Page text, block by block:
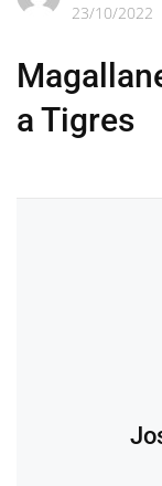
23/10/2022
a Tigres